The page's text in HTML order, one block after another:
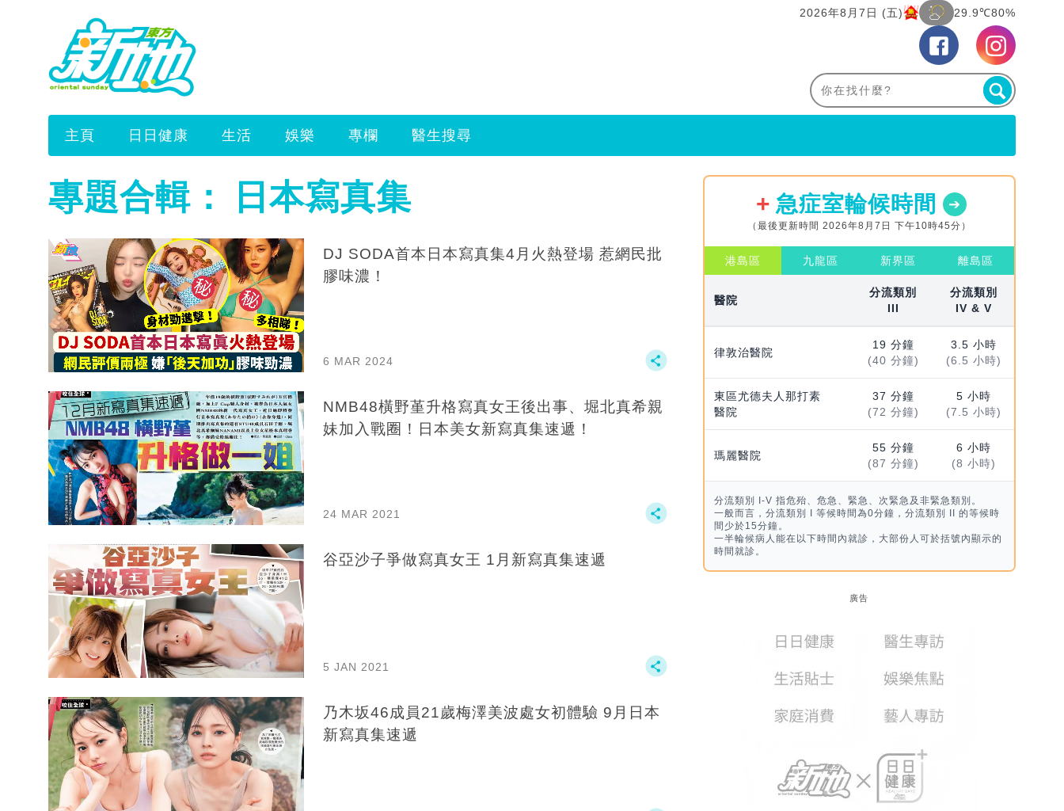
2026年8月7日 (五) 29.9℃80%
主頁 日日健康 生活 娛樂 專欄 醫生搜尋
專題合輯： 日本寫真集
DJ SODA首本日本寫真集4月火熱登場 惹網民批
膠味濃！
6 MAR 2024
NMB48橫野堇升格寫真女王後出事、堀北真希親
妹加入戰圈！日本美女新寫真集速遞！
24 MAR 2021
谷亞沙子爭做寫真女王 1月新寫真集速遞
5 JAN 2021
乃木坂46成員21歲梅澤美波處女初體驗 9月日本
新寫真集速遞
急症室輪候時間
（最後更新時間 2026年8月7日 下午10時45分）
港島區 九龍區 新界區 離島區
醫院
分流類別
III
分流類別
IV & V
律敦治醫院
19 分鐘
(40 分鐘)
3.5 小時
(6.5 小時)
東區尤德夫人那打素
醫院
37 分鐘
(72 分鐘)
5 小時
(7.5 小時)
瑪麗醫院
55 分鐘
(87 分鐘)
6 小時
(8 小時)
分流類別 I-V 指危殆、危急、緊急、次緊急及非緊急類別。
一般而言，分流類別 I 等候時間為0分鐘，分流類別 II 的等候時
間少於15分鐘。
一半輪候病人能在以下時間內就診，大部份人可於括號內顯示的
時間就診。
廣告